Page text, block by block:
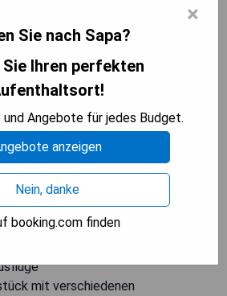
einem Kühlschrank, einer
einem eigenen Bad mit Bidet.
werden gestellt.
umfasst Buffet-, à la
Optionen. Der nächste
Wenshan Puzhehei Airport, der
Hotel entfernt befindet.
2020
mit verschiedenen
×
Sie nach Sapa?
Sie Ihren perfekten
und Angebote für jedes Budget.
anzeigen
Nein, danke
booking.com finden